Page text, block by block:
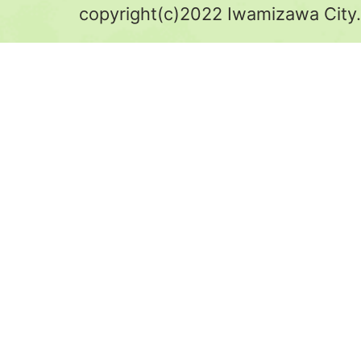
copyright(c)2022 Iwamizawa